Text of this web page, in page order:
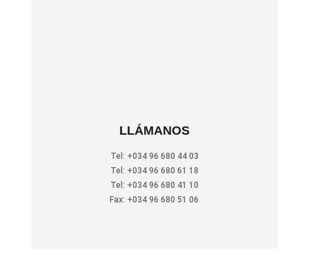
LLÁMANOS
Tel: +034 96 680 44 03
Tel: +034 96 680 61 18
Tel: +034 96 680 41 10
Fax: +034 96 680 51 06